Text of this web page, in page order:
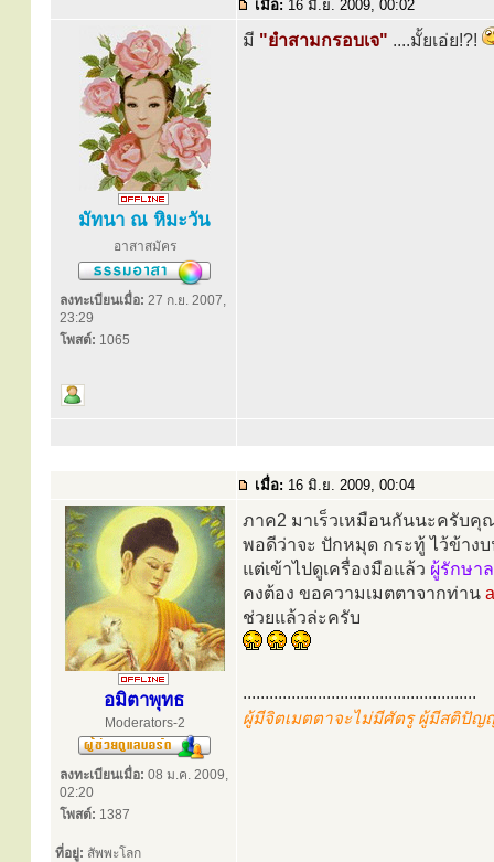
เมื่อ: 16 มิ.ย. 2009, 00:02
มัทนา ณ หิมะวัน
อาสาสมัคร
ลงทะเบียนเมื่อ: 27 ก.ย. 2007,
23:29
โพสต์: 1065
มี "ยำสามกรอบเจ" ....มั้ยเอ่ย!?!
เมื่อ: 16 มิ.ย. 2009, 00:04
อมิตาพุทธ
Moderators-2
ลงทะเบียนเมื่อ: 08 ม.ค. 2009,
02:20
โพสต์: 1387
ที่อยู่: สัพพะโลก
ภาค2 มาเร็วเหมือนกันนะครับ
พอดีว่าจะ ปักหมุด กระทู้ ไว้ข้าง
แต่เข้าไปดูเครื่องมือแล้ว ผู้รักษา
คงต้อง ขอความเมตตาจากท่าน
ช่วยแล้วล่ะครับ
.....................................................
ผู้มีจิตเมตตาจะไม่มีศัตรู ผู้มีสติปัญ